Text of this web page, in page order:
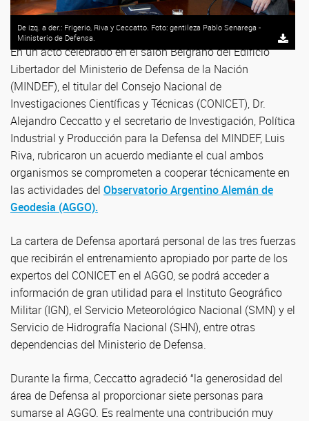
De izq. a der.: Frigerio, Riva y Ceccatto. Foto: gentileza Pablo Senarega -
Ministerio de Defensa.
En un acto celebrado en el salón Belgrano del Edificio
Libertador del Ministerio de Defensa de la Nación
(MINDEF), el titular del Consejo Nacional de
Investigaciones Científicas y Técnicas (CONICET), Dr.
Alejandro Ceccatto y el secretario de Investigación, Política
Industrial y Producción para la Defensa del MINDEF, Luis
Riva, rubricaron un acuerdo mediante el cual ambos
organismos se comprometen a cooperar técnicamente en
las actividades del Observatorio Argentino Alemán de
Geodesia (AGGO).
La cartera de Defensa aportará personal de las tres fuerzas
que recibirán el entrenamiento apropiado por parte de los
expertos del CONICET en el AGGO, se podrá acceder a
información de gran utilidad para el Instituto Geográfico
Militar (IGN), el Servicio Meteorológico Nacional (SMN) y el
Servicio de Hidrografía Nacional (SHN), entre otras
dependencias del Ministerio de Defensa.
Durante la firma, Ceccatto agradeció “la generosidad del
área de Defensa al proporcionar siete personas para
sumarse al AGGO. Es realmente una contribución muy